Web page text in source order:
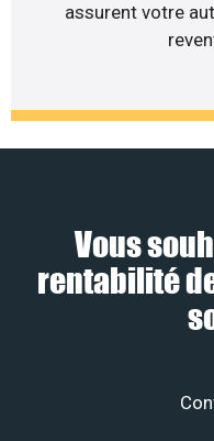
assurent votre
Vous
rentabilité